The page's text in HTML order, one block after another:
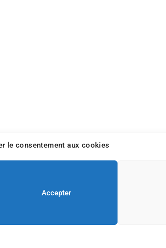
le consentement aux cookies
Accepter